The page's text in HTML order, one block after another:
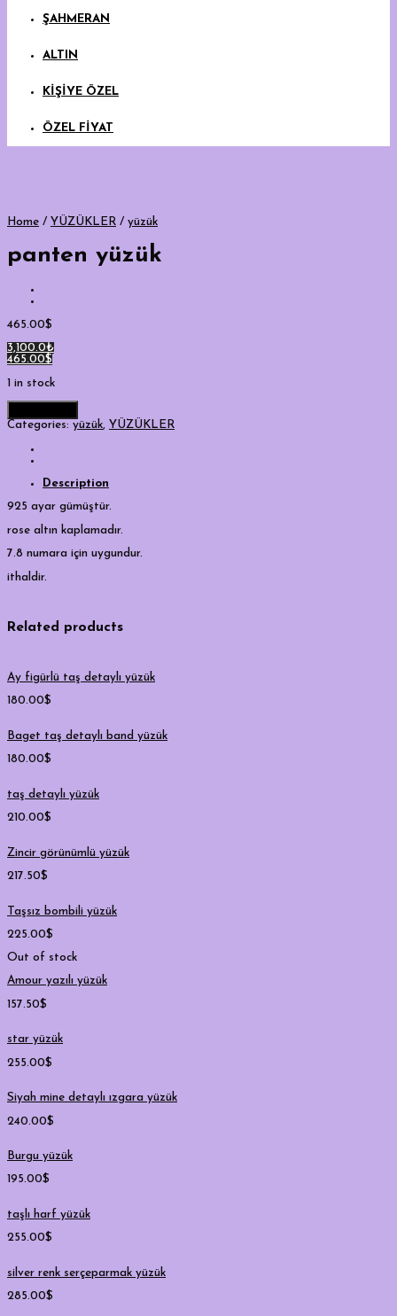
ŞAHMERAN
ALTIN
KİŞİYE ÖZEL
ÖZEL FİYAT
Home / YÜZÜKLER / yüzük
panten yüzük
465.00$
3,100.0₺
465.00$
1 in stock
Categories: yüzük, YÜZÜKLER
Description
925 ayar gümüştür.
rose altın kaplamadır.
7.8 numara için uygundur.
ithaldir.
Related products
Ay figürlü taş detaylı yüzük
180.00$
Baget taş detaylı band yüzük
180.00$
taş detaylı yüzük
210.00$
Zincir görünümlü yüzük
217.50$
Taşsız bombili yüzük
225.00$
Out of stock
Amour yazılı yüzük
157.50$
star yüzük
255.00$
Siyah mine detaylı ızgara yüzük
240.00$
Burgu yüzük
195.00$
taşlı harf yüzük
255.00$
silver renk serçeparmak yüzük
285.00$